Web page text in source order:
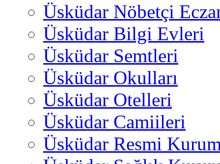
Üsküdar Nöbetçi
Üsküdar Bilgi Evleri
Üsküdar Semtleri
Üsküdar Okulları
Üsküdar Otelleri
Üsküdar Camiileri
Üsküdar Resmi